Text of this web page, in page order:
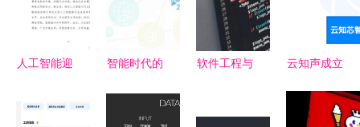
人工智能迎
数据局与工
智能时代的
锡报告揭示
软件工程与
云知声成立
展公司，全